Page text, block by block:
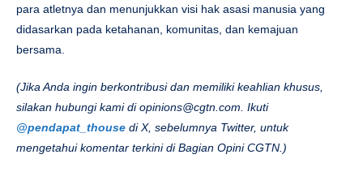
para atletnya dan menunjukkan visi hak asasi manusia yang
didasarkan pada ketahanan, komunitas, dan kemajuan
bersama.
(Jika Anda ingin berkontribusi dan memiliki keahlian khusus,
silakan hubungi kami diopinions@cgtn.com . Ikuti
@pendapat_thouse di X, sebelumnya Twitter, untuk
mengetahui komentar terkini di Bagian Opini CGTN.)